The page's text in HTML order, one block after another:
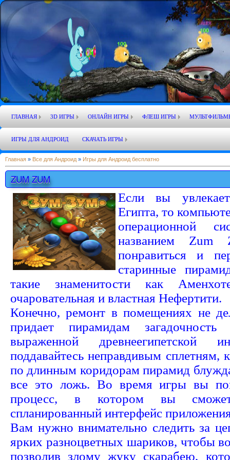
ГЛАВНАЯ 3D ИГРЫ ОНЛАЙН ИГРЫ ФЛЕШ ИГРЫ
ИГРЫ ДЛЯ АНДРОИД СКАЧАТЬ ИГРЫ
Главная » Все для Андроид » Игры для Андроид бесплатно
ZUM ZUM
Если вы
Египта, то
операционной
названием Zum
понравиться и
старинные
такие знаменитости как
очаровательная и властная Нефертити.
Конечно, ремонт в помещениях не
придает пирамидам
выраженной древнеегипетской
поддавайтесь неправдивым сплетням,
по длинным коридорам пирамид
все это ложь. Во время игры вы
процесс, в котором вы
спланированный интерфейс
Вам нужно внимательно следить за
ярких разноцветных шариков, чтобы
позволив злому жуку скарабею,